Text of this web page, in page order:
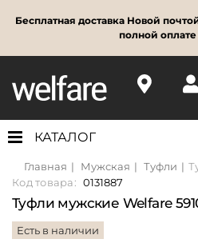
Бесплатная доставка Новой
полной
КАТАЛОГ
Главная Мужская Туфли
Код товара: 0131887
Туфли мужские Welfare
Есть в наличии